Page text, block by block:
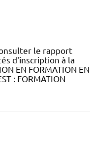
le rapport
d'inscription à la
EN FORMATION EN
: FORMATION